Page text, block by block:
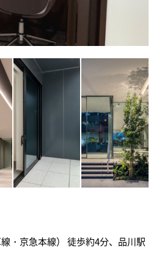
・京急本線） 徒歩約4分、品川駅